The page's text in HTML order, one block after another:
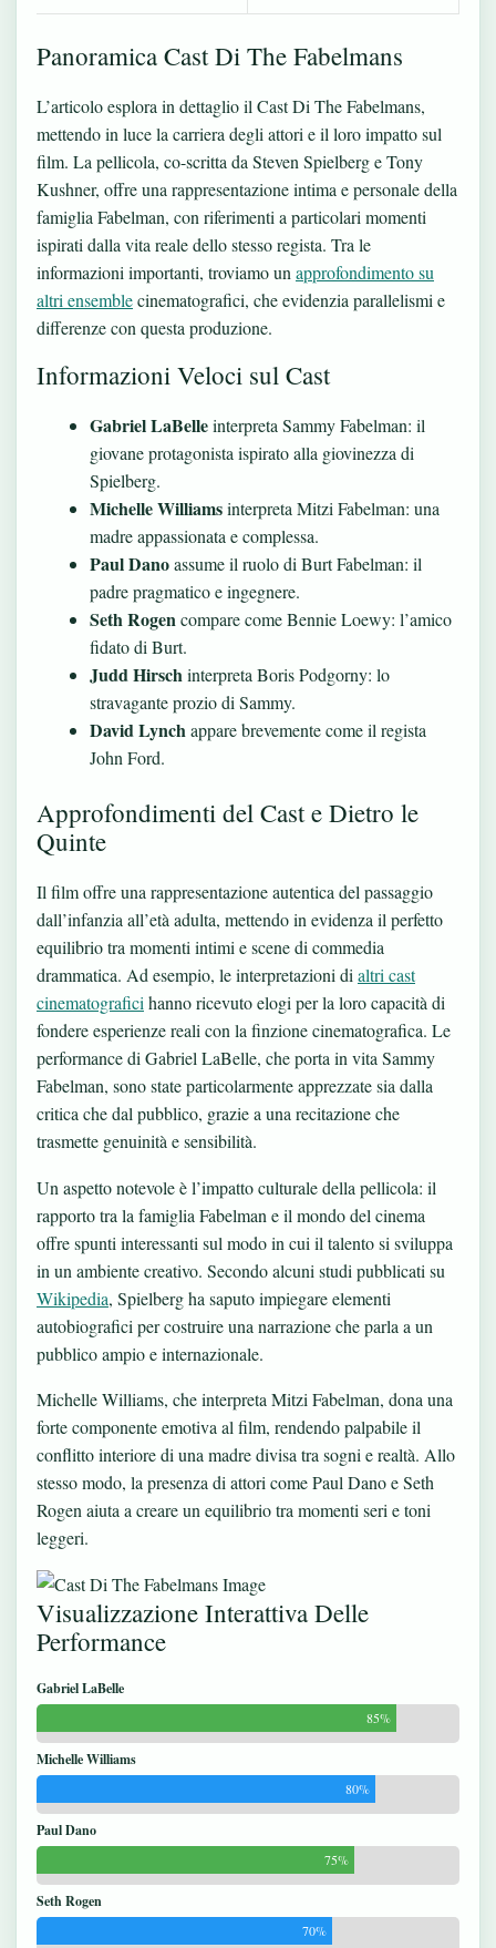
Panoramica Cast Di The Fabelmans
L’articolo esplora in dettaglio il Cast Di The Fabelmans,
mettendo in luce la carriera degli attori e il loro impatto sul
film. La pellicola, co-scritta da Steven Spielberg e Tony
Kushner, offre una rappresentazione intima e personale della
famiglia Fabelman, con riferimenti a particolari momenti
ispirati dalla vita reale dello stesso regista. Tra le
informazioni importanti, troviamo un approfondimento su
altri ensemblecinematografici, che evidenzia parallelismi e
differenze con questa produzione.
Informazioni Veloci sul Cast
Gabriel LaBelleinterpreta Sammy Fabelman: il
giovane protagonista ispirato alla giovinezza di
Spielberg.
Michelle Williamsinterpreta Mitzi Fabelman: una
madre appassionata e complessa.
Paul Danoassume il ruolo di Burt Fabelman: il
padre pragmatico e ingegnere.
Seth Rogencompare come Bennie Loewy: l’amico
fidato di Burt.
Judd Hirschinterpreta Boris Podgorny: lo
stravagante prozio di Sammy.
David Lynchappare brevemente come il regista
John Ford.
Approfondimenti del Cast e Dietro le
Quinte
Il film offre una rappresentazione autentica del passaggio
dall’infanzia all’età adulta, mettendo in evidenza il perfetto
equilibrio tra momenti intimi e scene di commedia
drammatica. Ad esempio, le interpretazioni di altri cast
cinematografici hanno ricevuto elogi per la loro capacità di
fondere esperienze reali con la finzione cinematografica. Le
performance di Gabriel LaBelle, che porta in vita Sammy
Fabelman, sono state particolarmente apprezzate sia dalla
critica che dal pubblico, grazie a una recitazione che
trasmette genuinità e sensibilità.
Un aspetto notevole è l’impatto culturale della pellicola: il
rapporto tra la famiglia Fabelman e il mondo del cinema
offre spunti interessanti sul modo in cui il talento si sviluppa
in un ambiente creativo. Secondo alcuni studi pubblicati su
Wikipedia, Spielberg ha saputo impiegare elementi
autobiografici per costruire una narrazione che parla a un
pubblico ampio e internazionale.
Michelle Williams, che interpreta Mitzi Fabelman, dona una
forte componente emotiva al film, rendendo palpabile il
conflitto interiore di una madre divisa tra sogni e realtà. Allo
stesso modo, la presenza di attori come Paul Dano e Seth
Rogen aiuta a creare un equilibrio tra momenti seri e toni
leggeri.
Visualizzazione Interattiva Delle
Performance
Gabriel LaBelle
85%
Michelle Williams
80%
Paul Dano
75%
Seth Rogen
70%